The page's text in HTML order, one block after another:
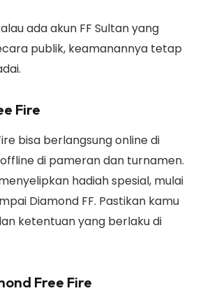
ada akun FF Sultan yang
publik, keamanannya tetap
Fire
bisa berlangsung online di
di pameran dan turnamen.
hadiah spesial, mulai
Diamond FF. Pastikan kamu
ketentuan yang berlaku di
Free Fire